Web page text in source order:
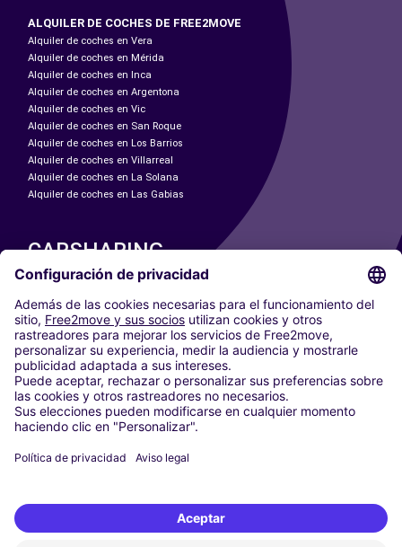
ALQUILER DE COCHES DE FREE2MOVE
Alquiler de coches en Vera
Alquiler de coches en Mérida
Alquiler de coches en Inca
Alquiler de coches en Argentona
Alquiler de coches en Vic
Alquiler de coches en San Roque
Alquiler de coches en Los Barrios
Alquiler de coches en Villarreal
Alquiler de coches en La Solana
Alquiler de coches en Las Gabias
CARSHARING
NUESTRAS CIUDADES
Paris
Madrid
Washington DC
Milán
Roma
Turín
Viena
Berlín
Düsseldorf